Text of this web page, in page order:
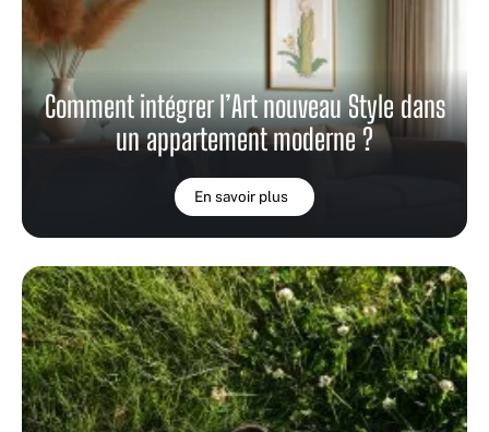
Comment intégrer l’Art nouveau Style dans
un appartement moderne ?
En savoir plus